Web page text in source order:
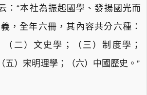
：“本社為振起國學、發揚國光而
，全年六冊，其內容共分六種：
（二）文史學；（三）制度學；
五）宋明理學；（六）中國歷史。”